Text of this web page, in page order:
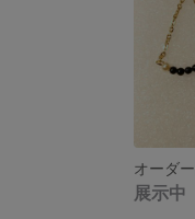
展示中